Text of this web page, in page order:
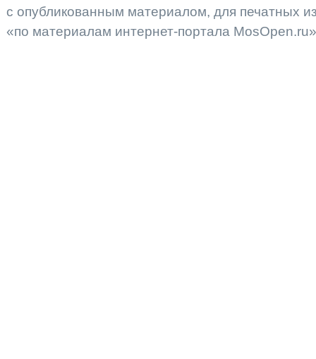
с опубликованным материалом, для печатных
«по материалам интернет-портала